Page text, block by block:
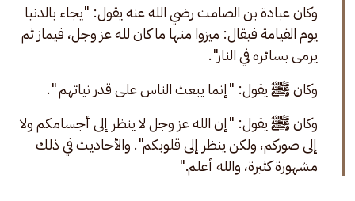
وكان عبادة بن الصامت رضي الله عنه يقول: "يجاء بالدنيا
يوم القيامة فيقال: ميزوا منها ما كان لله عز وجل، فيماز ثم
يرمى بسائره في النار".
وكان ﷺ يقول: "إنما يبعث الناس على قدر نياتهم ".
وكان ﷺ يقول: "إن الله عز وجل لا ينظر إلى أجسامكم ولا
إلى صوركم، ولكن ينظر إلى قلوبكم". والأحاديث في ذلك
مشهورة كثيرة، والله أعلم."